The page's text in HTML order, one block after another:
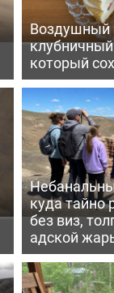
Воздушный
который
куда тайно
без виз,
адской